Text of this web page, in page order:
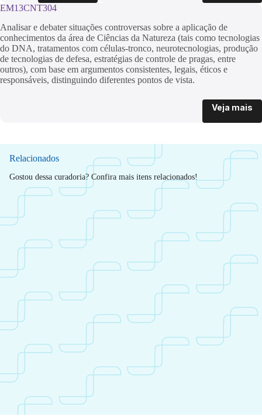
EM13CNT304
Analisar e debater situações controversas sobre a aplicação de
conhecimentos da área de Ciências da Natureza (tais como tecnologias
do DNA, tratamentos com células-tronco, neurotecnologias, produção
de tecnologias de defesa, estratégias de controle de pragas, entre
outros), com base em argumentos consistentes, legais, éticos e
responsáveis, distinguindo diferentes pontos de vista.
Veja mais
Relacionados
Gostou dessa curadoria? Confira mais itens relacionados!